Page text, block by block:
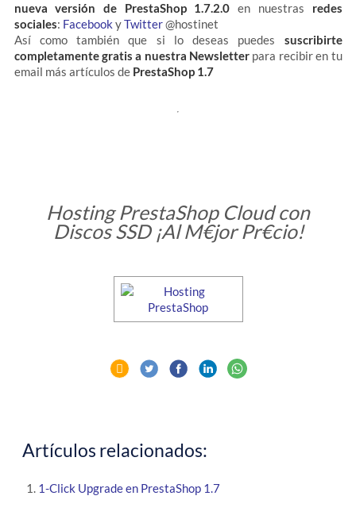
nueva versión de PrestaShop 1.7.2.0 en nuestras redes
sociales: Facebook yTwitter@hostinet
Así como también que si lo deseas puedes suscribirte
completamente gratis a nuestra Newsletter para recibir en tu
email más artículos dePrestaShop 1.7
Hosting PrestaShop Cloud con
Discos SSD ¡Al M€jor Pr€cio!
Artículos relacionados:
1-Click Upgrade en PrestaShop 1.7